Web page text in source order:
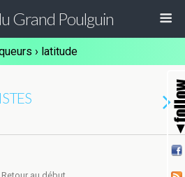
Grand Poulguin
› latitude